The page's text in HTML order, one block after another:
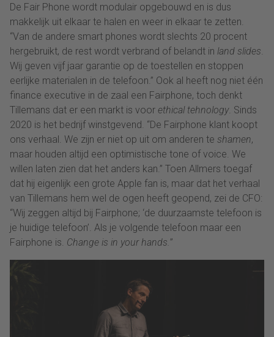
De Fair Phone wordt modulair opgebouwd en is dus
makkelijk uit elkaar te halen en weer in elkaar te zetten.
“Van de andere smart phones wordt slechts 20 procent
hergebruikt, de rest wordt verbrand of belandt in land slides.
Wij geven vijf jaar garantie op de toestellen en stoppen
eerlijke materialen in de telefoon.” Ook al heeft nog niet één
finance executive in de zaal een Fairphone, toch denkt
Tillemans dat er een markt is voor ethical tehnology. Sinds
2020 is het bedrijf winstgevend. “De Fairphone klant koopt
ons verhaal. We zijn er niet op uit om anderen te shamen,
maar houden altijd een optimistische tone of voice. We
willen laten zien dat het anders kan.” Toen Allmers toegaf
dat hij eigenlijk een grote Apple fan is, maar dat het verhaal
van Tillemans hem wel de ogen heeft geopend, zei de CFO:
“Wij zeggen altijd bij Fairphone; ‘de duurzaamste telefoon is
je huidige telefoon’. Als je volgende telefoon maar een
Fairphone is. Change is in your hands.”